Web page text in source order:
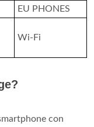
EU PHONES
Wi-Fi
con